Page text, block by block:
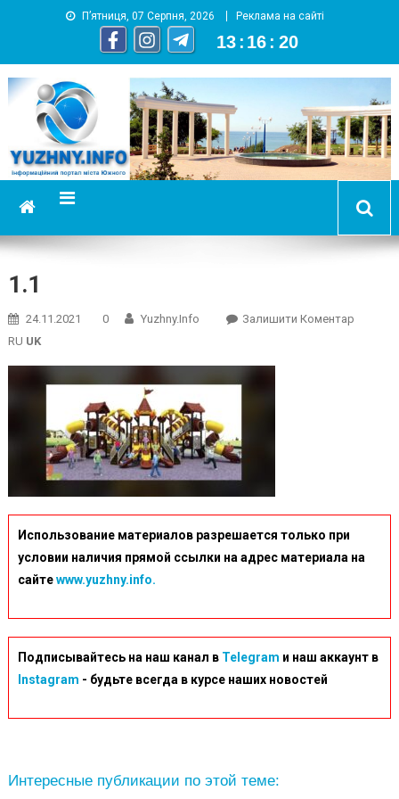
П’ятниця, 07 Серпня, 2026 Реклама на сайті
13 : 16 : 20
YUZHNY.INFO
информационный портал города Южный
1.1
24.11.2021 0 Yuzhny.info Залишити КоментарOn
RU UK
Использование материалов разрешается только при
условии наличия прямой ссылки на адрес материала на
сайтеwww.yuzhny.info.
Подписывайтесь на наш канал в Telegram и наш аккаунт в
Instagram - будьте всегда в курсе наших новостей
Интересные публикации по этой теме: